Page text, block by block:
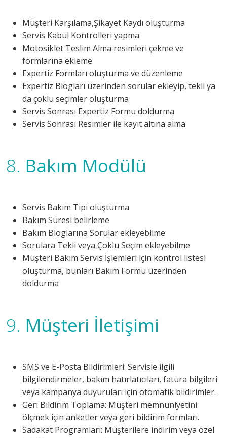
Müşteri Karşılama,Şikayet Kaydı oluşturma
Servis Kabul Kontrolleri yapma
Motosiklet Teslim Alma resimleri çekme ve
formlarına ekleme
Expertiz Formları oluşturma ve düzenleme
Expertiz Blogları üzerinden sorular ekleyip, tekli ya
da çoklu seçimler oluşturma
Servis Sonrası Expertiz Formu doldurma
Servis Sonrası Resimler ile kayıt altına alma
8. Bakım Modülü
Servis Bakım Tipi oluşturma
Bakım Süresi belirleme
Bakım Bloglarına Sorular ekleyebilme
Sorulara Tekli veya Çoklu Seçim ekleyebilme
Müşteri Bakım Servis İşlemleri için kontrol listesi
oluşturma, bunları Bakım Formu üzerinden
doldurma
9. Müşteri İletişimi
SMS ve E-Posta Bildirimleri: Servisle ilgili
bilgilendirmeler, bakım hatırlatıcıları, fatura bilgileri
veya kampanya duyuruları için otomatik bildirimler.
Geri Bildirim Toplama: Müşteri memnuniyetini
ölçmek için anketler veya geri bildirim formları.
Sadakat Programları: Müşterilere indirim veya özel